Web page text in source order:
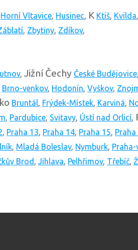
Horní Vltavice, Husinec, K Ktiš, Kvilda
, Zbytiny, Zdíkov,
, Jižní Čechy České Budějovice
Brno-venkov, Hodonín, Vyškov,
Bruntál, Frýdek-Místek, Karviná,
, Pardubice, Svitavy, Ústí nad Orlicí,
, Praha 13, Praha 14, Praha 15, Praha
, Mladá Boleslav, Nymburk,
Brod , Jihlava, Pelhřimov, Třebíč,